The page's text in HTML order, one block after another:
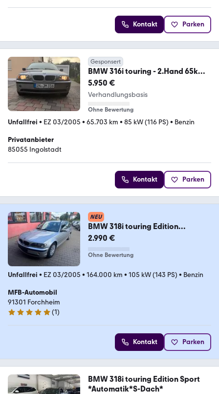
Kontakt Parken
Gesponsert
BMW 316i touring - 2.Hand 65k
Kilometer TüV neu
5.950 €
Verhandlungsbasis
Ohne Bewertung
Unfallfrei • EZ 03/2005 • 65.703 km • 85 kW (116 PS) • Benzin
Privatanbieter
85055 Ingolstadt
Kontakt Parken
NEU
BMW 318i touring Edition
Exclusive
2.990 €
Ohne Bewertung
Unfallfrei • EZ 03/2005 • 164.000 km • 105 kW (143 PS) • Benzin
MFB-Automobil
91301 Forchheim
5 Sterne
(1)
Kontakt Parken
BMW 318i touring Edition Sport
*Automatik*S-Dach*